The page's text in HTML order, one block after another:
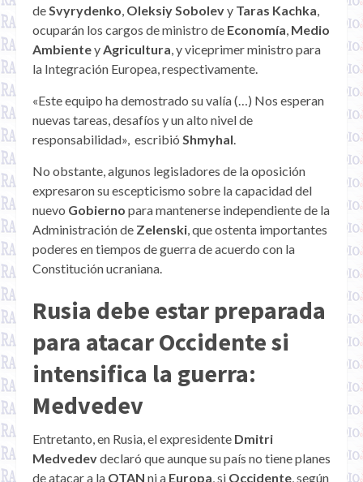
deSvyrydenko, Oleksiy Sobolevy Taras Kachka,
ocuparán los cargos de ministro de Economía, Medio
AmbienteyAgricultura, y viceprimer ministro para
la Integración Europea, respectivamente.
«Este equipo ha demostrado su valía (…) Nos esperan
nuevas tareas, desafíos y un alto nivel de
responsabilidad», escribió Shmyhal.
No obstante, algunos legisladores de la oposición
expresaron su escepticismo sobre la capacidad del
nuevo Gobierno para mantenerse independiente de la
Administración de Zelenski, que ostenta importantes
poderes en tiempos de guerra de acuerdo con la
Constitución ucraniana.
Rusia debe estar preparada
para atacar Occidente si
intensifica la guerra:
Medvedev
Entretanto, en Rusia, el expresidente Dmitri
Medvedevdeclaró que aunque su país no tiene planes
de atacar a la OTAN ni a Europa, si Occidente, según